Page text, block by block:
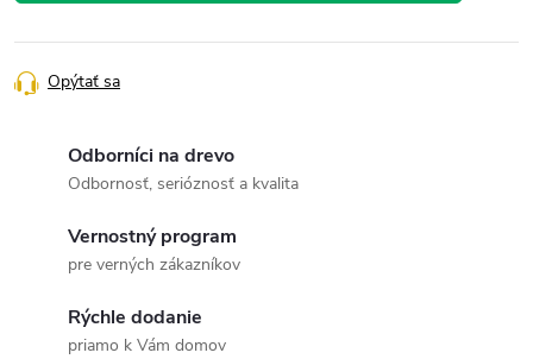
Opýtať sa
Odborníci na drevo
Odbornosť, serióznosť a kvalita
Vernostný program
pre verných zákazníkov
Rýchle dodanie
priamo k Vám domov